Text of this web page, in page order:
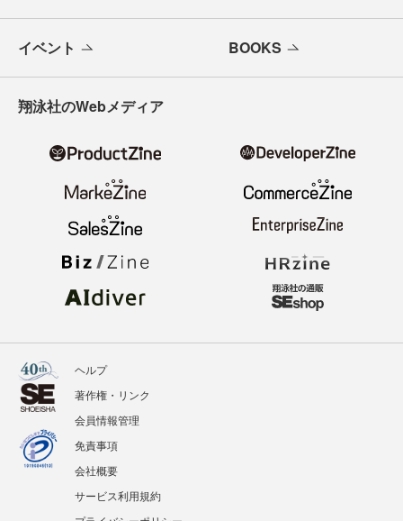
イベント BOOKS
翔泳社のWebメディア
ヘルプ
著作権・リンク
会員情報管理
免責事項
会社概要
サービス利用規約